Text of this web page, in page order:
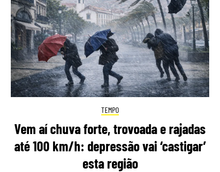
TEMPO
Vem aí chuva forte, trovoada e rajadas
até 100 km/h: depressão vai ‘castigar’
esta região